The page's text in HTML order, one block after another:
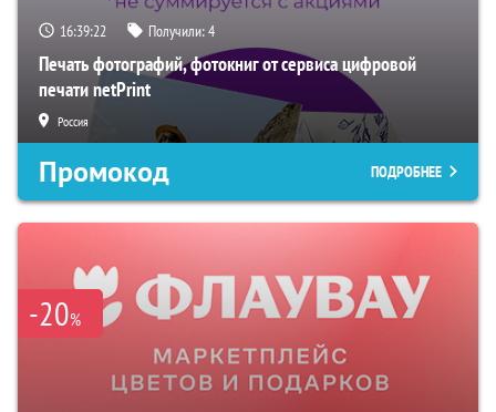
16:39:20 Получили:4
Печать фотографий, фотокниг от сервиса цифровой
печати netPrint
Россия
Промокод ПОДРОБНЕЕ
-20%